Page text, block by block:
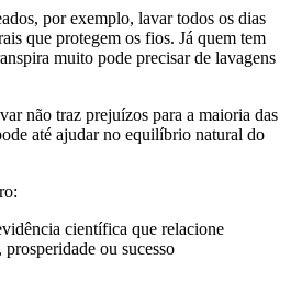
por exemplo, lavar todos os dias
que protegem os fios. Já quem tem
muito pode precisar de lavagens
não traz prejuízos para a maioria das
até ajudar no equilíbrio natural do
científica que relacione
ou sucesso